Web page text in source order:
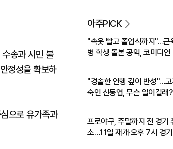
송과 시민 불
정성을 확보하
으로 유가족과
아주PICK
"속옷 빨고 졸업식까지"…근
병 학생 돌본 공익, 코미디언
"경솔한 언행 깊이 반성"…고
숙인 신동엽, 무슨 일이길래?
프로야구, 주말까지 전 경기
소…11일 재개·오후 7시 경기